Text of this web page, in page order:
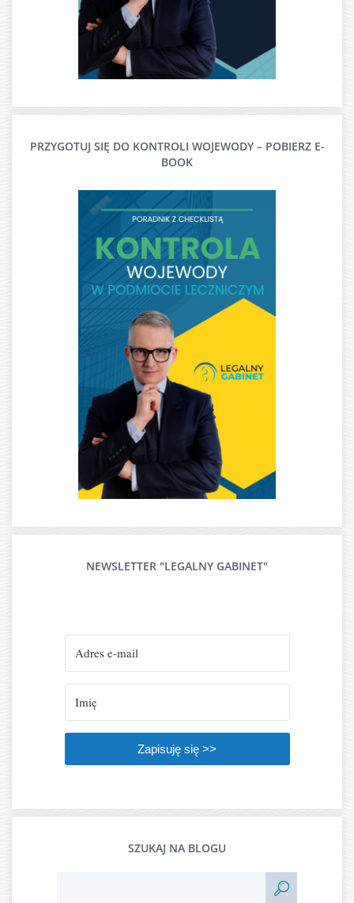
PRZYGOTUJ SIĘ DO KONTROLI WOJEWODY – POBIERZ E-
BOOK
NEWSLETTER "LEGALNY GABINET"
Zapisuję się >>
SZUKAJ NA BLOGU